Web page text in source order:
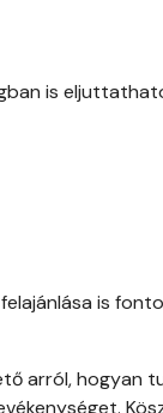
is
is
arról, hogyan